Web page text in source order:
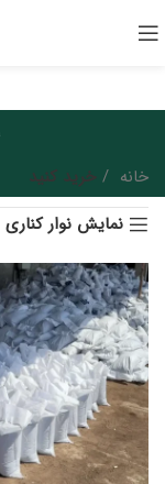
خانه خرید کنید
نمایش نوار کناری